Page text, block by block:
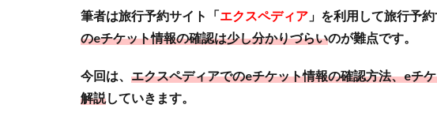
筆者は旅行予約サイト「エクスペディア 」を利用して旅行予
のeチケット情報の確認は少し分かりづらいのが難点です。
今回は、 エクスペディアでのeチケット情報の確認方法、eチ
解説していきます。